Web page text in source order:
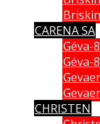
CARENA SA
Géva-
Géva-
CHRISTEN